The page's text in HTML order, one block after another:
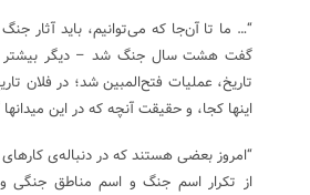
“… ما تا آن‌جا که می‌توانیم، باید آثار
گفت هشت سال جنگ شد – دیگر بیشتر از
تاریخ، عملیات فتح‌المبین شد؛ در فلان
اینها کجا، و حقیقت آنچه که در این
“امروز بعضی هستند که در دنباله‌ی
از تکرار اسم جنگ و اسم مناطق